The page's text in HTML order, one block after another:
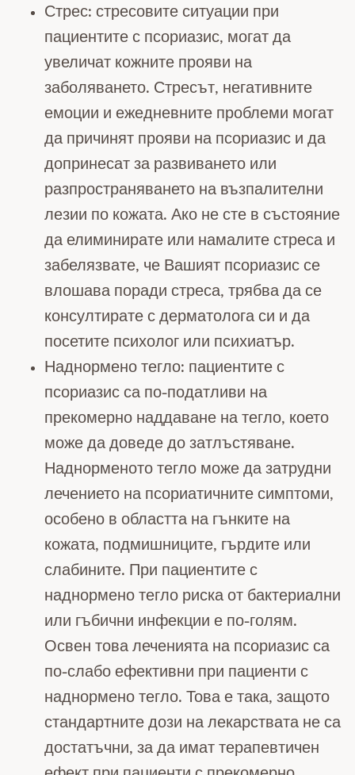
Стрес: стресовите ситуации при
пациентите с псориазис, могат да
увеличат кожните прояви на
заболяването. Стресът, негативните
емоции и ежедневните проблеми могат
да причинят прояви на псориазис и да
допринесат за развиването или
разпространяването на възпалителни
лезии по кожата. Ако не сте в състояние
да елиминирате или намалите стреса и
забелязвате, че Вашият псориазис се
влошава поради стреса, трябва да се
консултирате с дерматолога си и да
посетите психолог или психиатър.
Наднормено тегло: пациентите с
псориазис са по-податливи на
прекомерно наддаване на тегло, което
може да доведе до затлъстяване.
Наднорменото тегло може да затрудни
лечението на псориатичните симптоми,
особено в областта на гънките на
кожата, подмишниците, гърдите или
слабините. При пациентите с
наднормено тегло риска от бактериални
или гъбични инфекции е по-голям.
Освен това леченията на псориазис са
по-слабо ефективни при пациенти с
наднормено тегло. Това е така, защото
стандартните дози на лекарствата не са
достатъчни, за да имат терапевтичен